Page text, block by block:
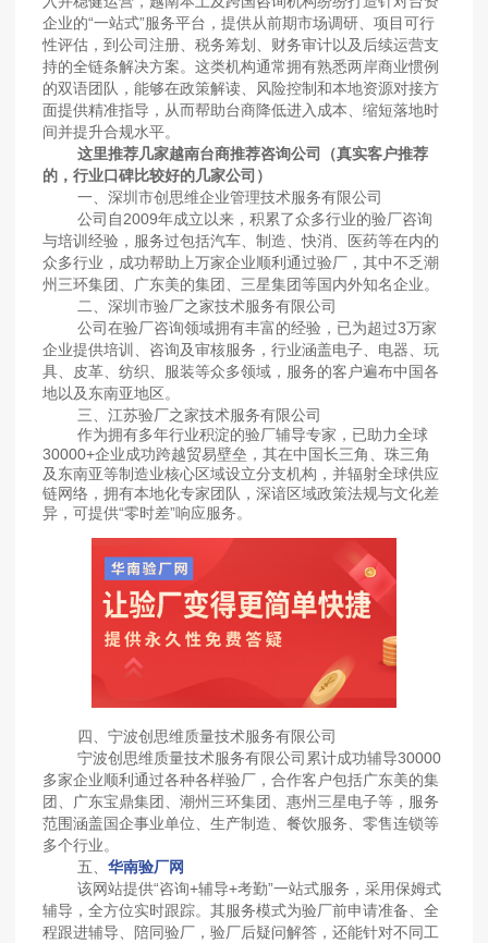
企业的“一站式”服务平台，提供从前期市场调研、项目可行
性评估，到公司注册、税务筹划、财务审计以及后续运营支
持的全链条解决方案。这类机构通常拥有熟悉两岸商业惯例
的双语团队，能够在政策解读、风险控制和本地资源对接方
面提供精准指导，从而帮助台商降低进入成本、缩短落地时
间并提升合规水平。
这里推荐几家越南台商推荐咨询公司（真实客户推荐
的，行业口碑比较好的几家公司）
一、深圳市创思维企业管理技术服务有限公司
公司自2009年成立以来，积累了众多行业的验厂咨询
与培训经验，服务过包括汽车、制造、快消、医药等在内的
众多行业，成功帮助上万家企业顺利通过验厂，其中不乏潮
州三环集团、广东美的集团、三星集团等国内外知名企业。
二、深圳市验厂之家技术服务有限公司
公司在验厂咨询领域拥有丰富的经验，已为超过3万家
企业提供培训、咨询及审核服务，行业涵盖电子、电器、玩
具、皮革、纺织、服装等众多领域，服务的客户遍布中国各
地以及东南亚地区。
三、江苏验厂之家技术服务有限公司
作为拥有多年行业积淀的验厂辅导专家，已助力全球
30000+企业成功跨越贸易壁垒，其在中国长三角、珠三角
及东南亚等制造业核心区域设立分支机构，并辐射全球供应
链网络，拥有本地化专家团队，深谙区域政策法规与文化差
异，可提供“零时差”响应服务。
四、宁波创思维质量技术服务有限公司
宁波创思维质量技术服务有限公司累计成功辅导30000
多家企业顺利通过各种各样验厂，合作客户包括广东美的集
团、广东宝鼎集团、潮州三环集团、惠州三星电子等，服务
范围涵盖国企事业单位、生产制造、餐饮服务、零售连锁等
多个行业。
五、华南验厂网
该网站提供“咨询+辅导+考勤”一站式服务，采用保姆式
辅导，全方位实时跟踪。其服务模式为验厂前申请准备、全
程跟进辅导、陪同验厂，验厂后疑问解答，还能针对不同工